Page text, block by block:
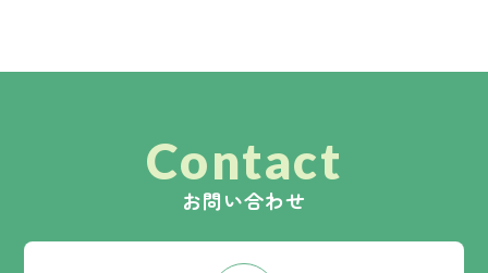
Contact
お問い合わせ